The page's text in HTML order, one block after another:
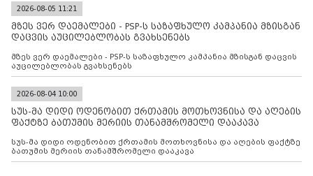
2026-08-05 11:21
მზეს ვერ დაემალები - PSP-ს საზაფხულო კამპანია მზისგან
დაცვის აუცილებლობას გვახსენებს
მზეს ვერ დაემალები - PSP-ს საზაფხულო კამპანია მზისგან დაცვის
აუცილებლობას გვახსენებს
2026-08-04 10:00
სუს-მა დიდი ოდენობით ქრთამის მოთხოვნისა და აღების
ფაქტზე ბათუმის მერიის თანამშრომელი დააკავა
სუს-მა დიდი ოდენობით ქრთამის მოთხოვნისა და აღების ფაქტზე
ბათუმის მერიის თანამშრომელი დააკავა